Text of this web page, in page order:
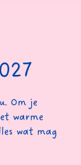
Om je
warme
wat mag